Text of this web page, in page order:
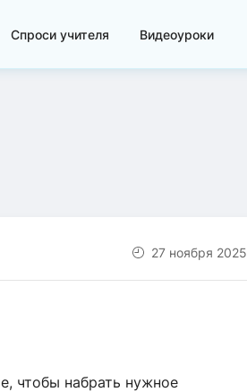
Спроси учителя Видеоуроки
27 ноября 2025
чтобы набрать нужное